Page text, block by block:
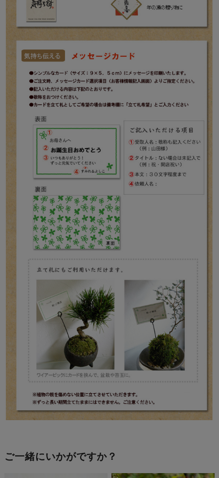
ご一緒にいかがですか？